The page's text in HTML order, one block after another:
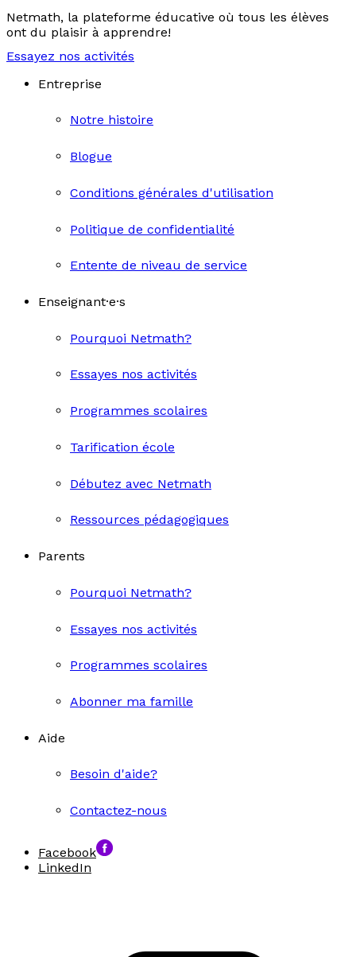
Netmath, la plateforme éducative où tous les élèves
ont du plaisir à apprendre!
Essayez nos activités
Entreprise
Notre histoire
Blogue
Conditions générales d'utilisation
Politique de confidentialité
Entente de niveau de service
Enseignant·e·s
Pourquoi Netmath?
Essayes nos activités
Programmes scolaires
Tarification école
Débutez avec Netmath
Ressources pédagogiques
Parents
Pourquoi Netmath?
Essayes nos activités
Programmes scolaires
Abonner ma famille
Aide
Besoin d'aide?
Contactez-nous
Facebook
LinkedIn